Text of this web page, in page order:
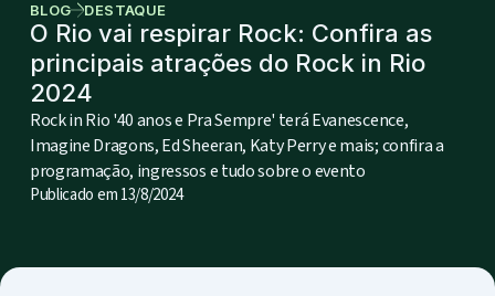
BLOG DESTAQUE
O Rio vai respirar Rock: Confira as
principais atrações do Rock in Rio
2024
Rock in Rio '40 anos e Pra Sempre' terá Evanescence,
Imagine Dragons, Ed Sheeran, Katy Perry e mais; confira a
programação, ingressos e tudo sobre o evento
Publicado em13/8/2024